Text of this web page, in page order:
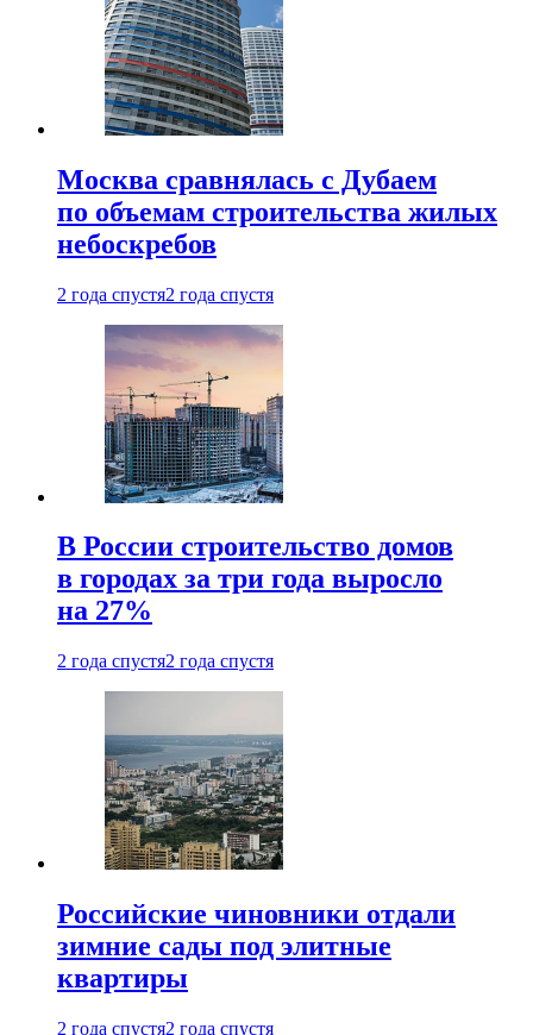
Москва сравнялась с Дубаем
по объемам строительства жилых
небоскребов
2 года спустя2 года спустя
В России строительство домов
в городах за три года выросло
на 27%
2 года спустя2 года спустя
Российские чиновники отдали
зимние сады под элитные
квартиры
2 года спустя2 года спустя